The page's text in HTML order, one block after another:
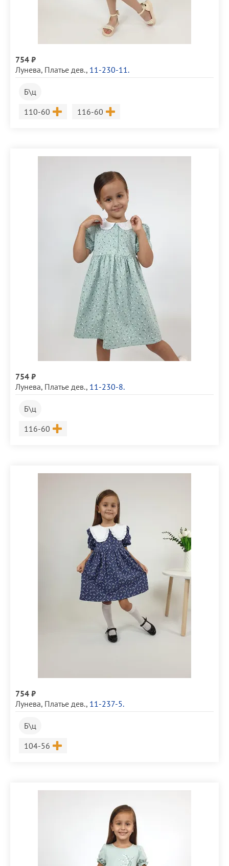
754 ₽
Лунева, Платье дев., 11-230-11.
Б\ц
Размер
110-60 Размер
116-60
754 ₽
Лунева, Платье дев., 11-230-8.
Б\ц
Размер
116-60
754 ₽
Лунева, Платье дев., 11-237-5.
Б\ц
Размер
104-56